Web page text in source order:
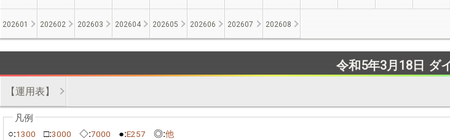
202601 202602 202603 202604 202605 202606 202607 202608
令和5年3月18日 ダ
【運用表】
○:1300 □:3000 ◇:7000 ●:E257 ◎:他